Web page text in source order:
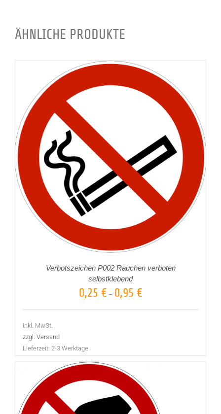
ÄHNLICHE PRODUKTE
Verbotszeichen P002 Rauchen verboten
selbstklebend
0,25 € – 0,95 €
inkl. MwSt.
zzgl. Versand
Lieferzeit: 2-3 Werktage